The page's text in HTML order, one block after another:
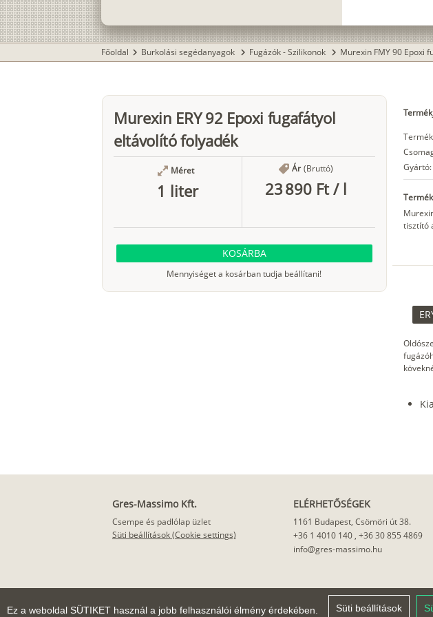
Ez a weboldal SÜTIKET használ a jobb felhasználói élmény érdekében. Süti beállítások
Főoldal chevron_right Burkolási segédanyagok chevron_right Fugázók - Szilikonok chevron_right Murexin FMY 90 Epoxi
Murexin ERY 92 Epoxi fugafátyol
eltávolító folyadék
Méret
1 liter
Ár (Bruttó)
23 890 Ft/ l
KOSÁRBA
Mennyiséget a kosárban tudja beállítani!
Gyártó:
tisztító
Gres-Massimo Kft.
Csempe és padlólap üzlet
Süti beállítások (Cookie settings)
ELÉRHETŐSÉGEK
1161 Budapest, Csömöri út 38.
+36 1 4010 140, +36 30 855 4869
info@gres-massimo.hu